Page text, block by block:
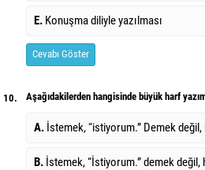
E. Konuşma diliyle yazılması
Cevabı Göster
10. Aşağıdakilerden hangisinde büyük harf
A. İstemek, “istiyorum.” Demek
B. İstemek, “İstiyorum.” demek